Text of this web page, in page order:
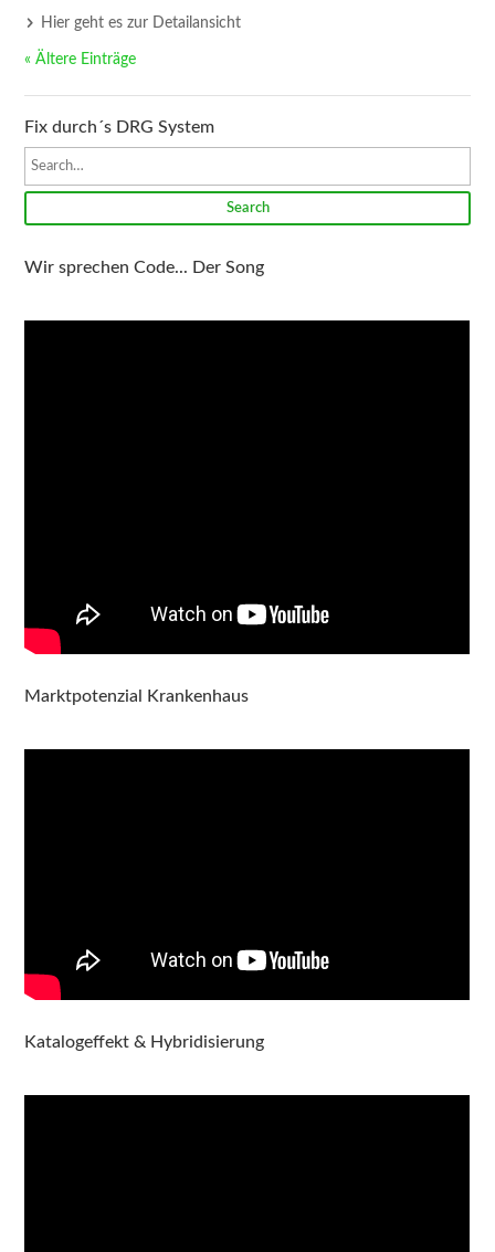
Hier geht es zur Detailansicht
« Ältere Einträge
Fix durch´s DRG System
Search
Wir sprechen Code... Der Song
Marktpotenzial Krankenhaus
Katalogeffekt & Hybridisierung